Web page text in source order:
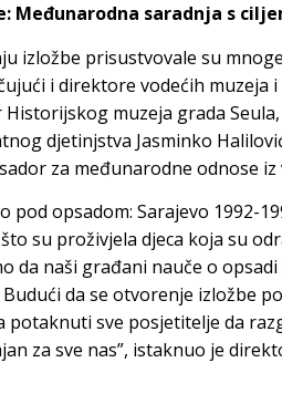
Međunarodna saradnja s
izložbe prisustvovale su
i direktore vodećih
muzeja grada
djetinjstva Jasminko
za međunarodne odnose iz
pod opsadom: Sarajevo 1992-
su proživjela djeca koja su
da naši građani nauče o
da se otvorenje izložbe
potaknuti sve posjetitelje da
za sve nas”, istaknuo je